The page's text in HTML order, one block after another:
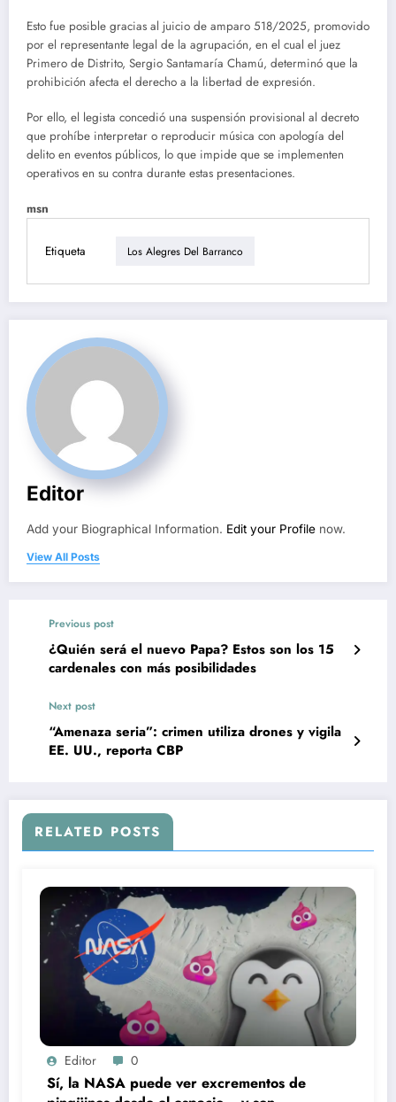
Esto fue posible gracias al juicio de amparo 518/2025, promovido
por el representante legal de la agrupación, en el cual el juez
Primero de Distrito, Sergio Santamaría Chamú, determinó que la
prohibición afecta el derecho a la libertad de expresión.
Por ello, el legista concedió una suspensión provisional al decreto
que prohíbe interpretar o reproducir música con apología del
delito en eventos públicos, lo que impide que se implementen
operativos en su contra durante estas presentaciones.
msn
Etiqueta Los Alegres Del Barranco
Editor
Add your Biographical Information. Edit your Profile now.
View All Posts
Previous post
¿Quién será el nuevo Papa? Estos son los 15
cardenales con más posibilidades
Next post
“Amenaza seria”: crimen utiliza drones y vigila
EE. UU., reporta CBP
RELATED POSTS
Editor 0
Sí, la NASA puede ver excrementos de